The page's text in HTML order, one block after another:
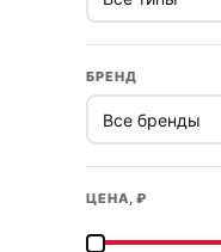
БРЕНД
ЦЕНА, ₽